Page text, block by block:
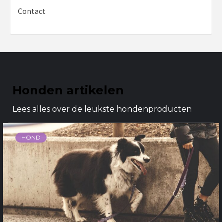
Contact
Honden artikelen
Lees alles over de leukste hondenproducten
HOND